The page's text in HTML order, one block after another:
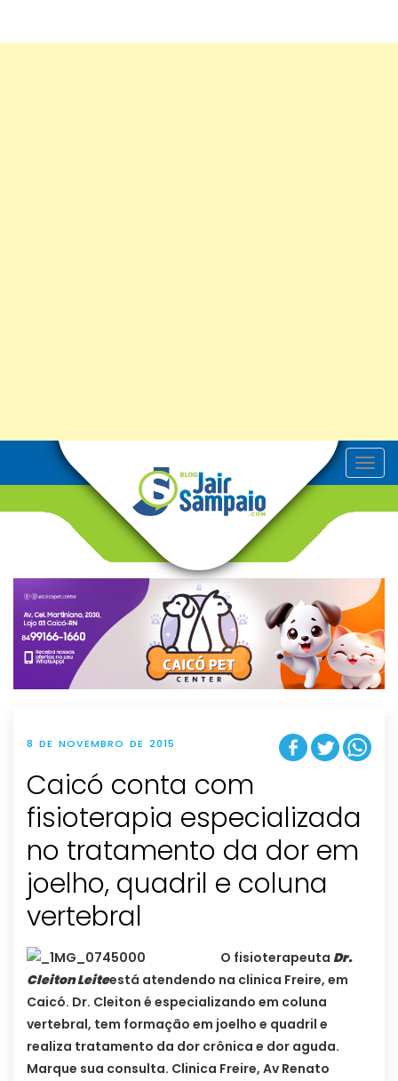
T
o
v
g
t
i
o
n
8 DE NOVEMBRO DE 2015
Caicó conta com
fisioterapia especializada
no tratamento da dor em
joelho, quadril e coluna
vertebral
O fisioterapeuta Dr.
Cleiton Leiteestá atendendo na clinica Freire, em
Caicó. Dr. Cleiton é especializando em coluna
vertebral, tem formação em joelho e quadril e
realiza tratamento da dor crônica e dor aguda.
Marque sua consulta. Clinica Freire, Av Renato